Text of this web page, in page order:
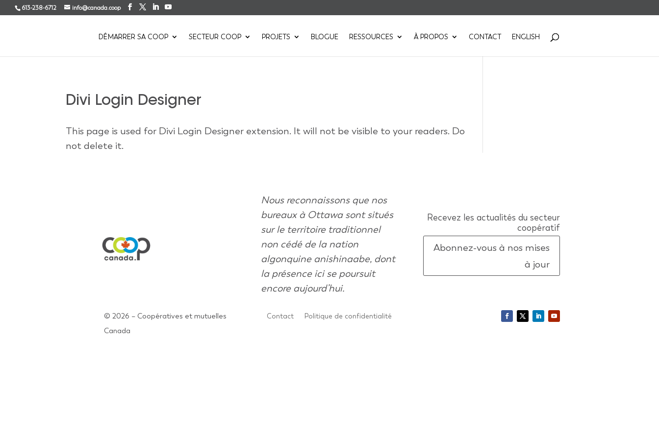
613-238-6712 info@canada.coop
DÉMARRER SA COOP SECTEUR COOP PROJETS BLOGUE RESSOURCES À PROPOS CONTACT ENGLISH
Divi Login Designer
This page is used for Divi Login Designer extension. It will not be visible to your readers. Do
not delete it.
Nous reconnaissons que nos
bureaux à Ottawa sont situés
sur le territoire traditionnel
non cédé de la nation
algonquine anishinaabe, dont
la présence ici se poursuit
encore aujourd’hui.
Recevez les actualités du secteur
coopératif
Abonnez-vous à nos mises
à jour
© 2026 – Coopératives et mutuelles
Canada
Contact Politique de confidentialité